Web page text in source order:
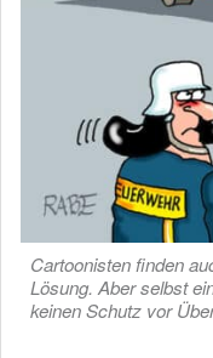
Cartoonisten finden
Lösung. Aber selbst
keinen Schutz vor